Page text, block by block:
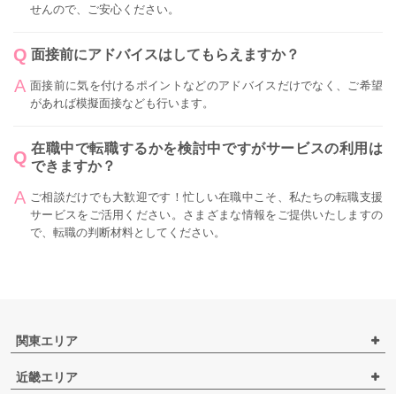
せんので、ご安心ください。
面接前にアドバイスはしてもらえますか？
面接前に気を付けるポイントなどのアドバイスだけでなく、ご希望
があれば模擬面接なども行います。
在職中で転職するかを検討中ですがサービスの利用は
できますか？
ご相談だけでも大歓迎です！忙しい在職中こそ、私たちの転職支援
サービスをご活用ください。さまざまな情報をご提供いたしますの
で、転職の判断材料としてください。
関東エリア
近畿エリア